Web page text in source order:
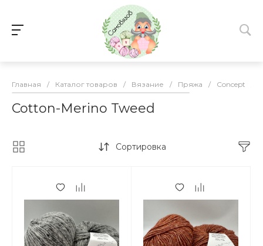
Главная / Каталог товаров / Вязание / Пряжа / Concept
Cotton-Merino Tweed
Сортировка